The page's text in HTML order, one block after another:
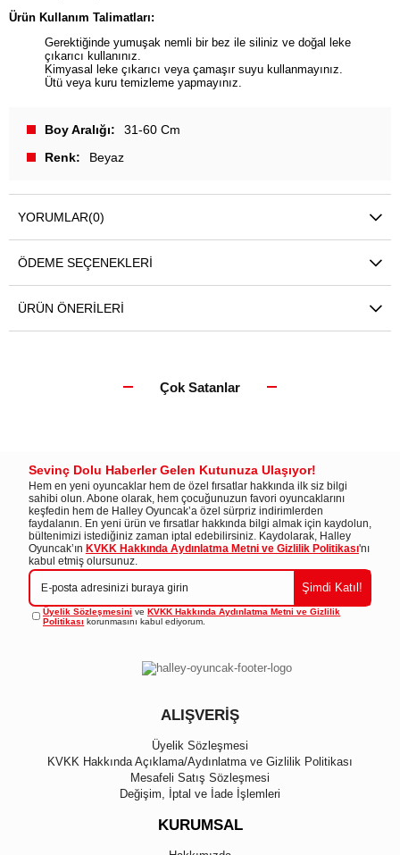
Ürün Kullanım Talimatları:
Gerektiğinde yumuşak nemli bir bez ile siliniz ve doğal leke
çıkarıcı kullanınız.
Kimyasal leke çıkarıcı veya çamaşır suyu kullanmayınız.
Ütü veya kuru temizleme yapmayınız.
Boy Aralığı
31-60 Cm
Renk
Beyaz
YORUMLAR(0)
ÖDEME SEÇENEKLERI
ÜRÜN ÖNERILERI
Çok Satanlar
Sevinç Dolu Haberler Gelen Kutunuza Ulaşıyor!
Hem en yeni oyuncaklar hem de özel fırsatlar hakkında ilk siz bilgi
sahibi olun. Abone olarak, hem çocuğunuzun favori oyuncaklarını
keşfedin hem de Halley Oyuncak’a özel sürpriz indirimlerden
faydalanın. En yeni ürün ve fırsatlar hakkında bilgi almak için kaydolun,
bültenimizi istediğiniz zaman iptal edebilirsiniz. Kaydolarak, Halley
Oyuncak’ın KVKK Hakkında Aydınlatma Metni ve Gizlilik Politikası'nı
kabul etmiş olursunuz.
Şimdi Katıl!
Üyelik Sözleşmesini veKVKK Hakkında Aydınlatma Metni ve Gizlilik
Politikası korunmasını kabul ediyorum.
ALIŞVERİŞ
Üyelik Sözleşmesi
KVKK Hakkında Açıklama/Aydınlatma ve Gizlilik Politikası
Mesafeli Satış Sözleşmesi
Değişim, İptal ve İade İşlemleri
KURUMSAL